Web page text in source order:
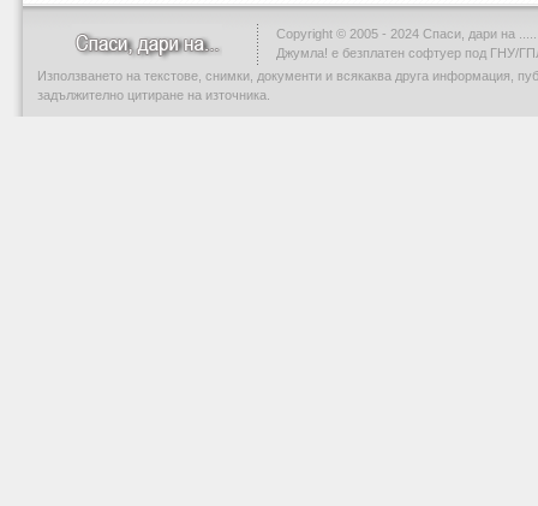
Copyright © 2005 - 2024 Спаси, дари на .....
Джумла! е безплатен софтуер под ГНУ/
Използването на текстове, снимки, документи и всякаква друга информация,
задължително цитиране на източника.